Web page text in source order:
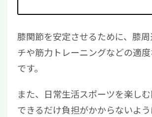
膝関節を安定させるために、膝
チや筋力トレーニングなどの適
です。
また、日常生活スポーツを楽し
できるだけ負担がかからないよ